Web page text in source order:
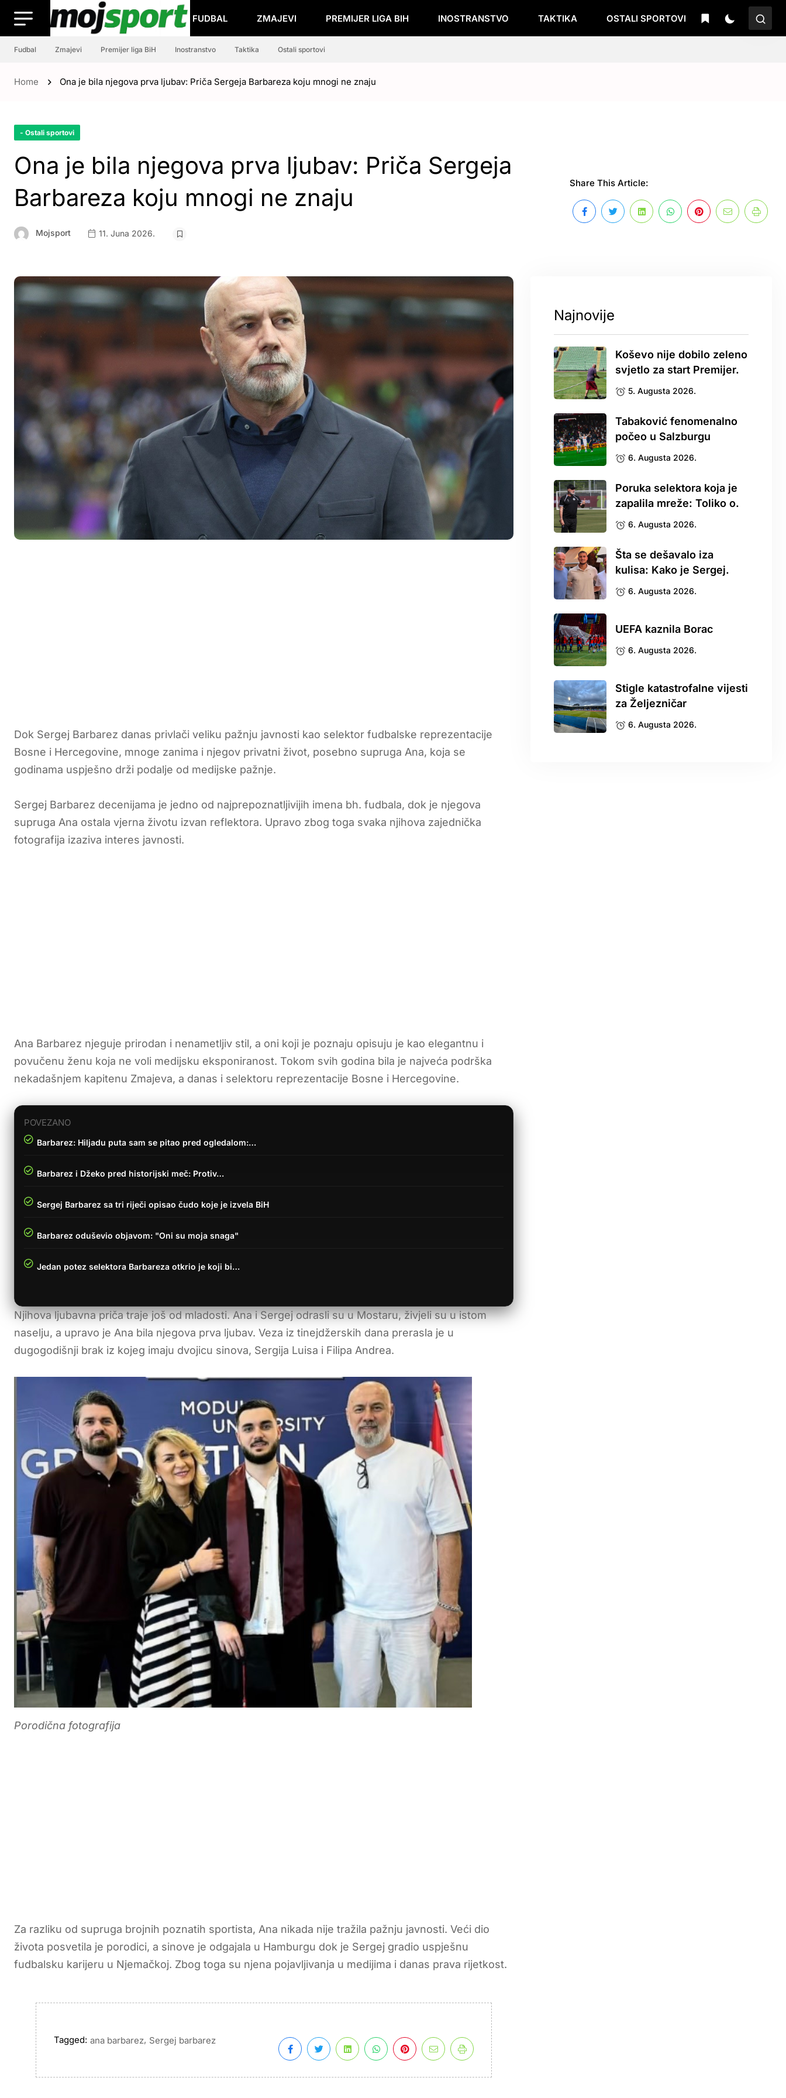
FUDBAL ZMAJEVI PREMIJER LIGA BIH INOSTRANSTVO TAKTIKA OSTALI SPORTOVI
Fudbal Zmajevi Premijer liga BiH Inostranstvo Taktika Ostali sportovi
Home Ona je bila njegova prva ljubav: Priča Sergeja Barbareza koju mnogi ne znaju
- Ostali sportovi
Ona je bila njegova prva ljubav: Priča Sergeja
Barbareza koju mnogi ne znaju
Mojsport 11. Juna 2026.
Share This Article:
Dok Sergej Barbarez danas privlači veliku pažnju javnosti kao selektor fudbalske reprezentacije
Bosne i Hercegovine, mnoge zanima i njegov privatni život, posebno supruga Ana, koja se
godinama uspješno drži podalje od medijske pažnje.
Sergej Barbarez decenijama je jedno od najprepoznatljivijih imena bh. fudbala, dok je njegova
supruga Ana ostala vjerna životu izvan reflektora. Upravo zbog toga svaka njihova zajednička
fotografija izaziva interes javnosti.
Ana Barbarez njeguje prirodan i nenametljiv stil, a oni koji je poznaju opisuju je kao elegantnu i
povučenu ženu koja ne voli medijsku eksponiranost. Tokom svih godina bila je najveća podrška
nekadašnjem kapitenu Zmajeva, a danas i selektoru reprezentacije Bosne i Hercegovine.
POVEZANO
Barbarez: Hiljadu puta sam se pitao pred ogledalom:…
Barbarez i Džeko pred historijski meč: Protiv…
Sergej Barbarez sa tri riječi opisao čudo koje je izvela BiH
Barbarez oduševio objavom: "Oni su moja snaga"
Jedan potez selektora Barbareza otkrio je koji bi…
Njihova ljubavna priča traje još od mladosti. Ana i Sergej odrasli su u Mostaru, živjeli su u istom
naselju, a upravo je Ana bila njegova prva ljubav. Veza iz tinejdžerskih dana prerasla je u
dugogodišnji brak iz kojeg imaju dvojicu sinova, Sergija Luisa i Filipa Andrea.
Porodična fotografija
Za razliku od supruga brojnih poznatih sportista, Ana nikada nije tražila pažnju javnosti. Veći dio
života posvetila je porodici, a sinove je odgajala u Hamburgu dok je Sergej gradio uspješnu
fudbalsku karijeru u Njemačkoj. Zbog toga su njena pojavljivanja u medijima i danas prava rijetkost.
Tagged: ana barbarez, Sergej barbarez
Najnovije
Koševo nije dobilo zeleno
svjetlo za start Premijer.
5. Augusta 2026.
Tabaković fenomenalno
počeo u Salzburgu
6. Augusta 2026.
Poruka selektora koja je
zapalila mreže: Toliko o.
6. Augusta 2026.
Šta se dešavalo iza
kulisa: Kako je Sergej.
6. Augusta 2026.
UEFA kaznila Borac
6. Augusta 2026.
Stigle katastrofalne vijesti
za Željezničar
6. Augusta 2026.